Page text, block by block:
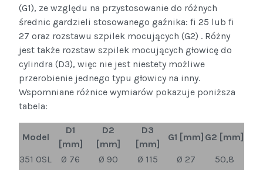
(G1), ze względu na przystosowanie do różnych
średnic gardzieli stosowanego gaźnika: fi 25 lub fi
27 oraz rozstawu szpilek mocujących (G2) . Różny
jest także rozstaw szpilek mocujących głowicę do
cylindra (D3), więc nie jest niestety możliwe
przerobienie jednego typu głowicy na inny.
Wspomniane różnice wymiarów pokazuje poniższa
tabela:
Model
D1
[mm]
D2
[mm]
D3
[mm]
G1 [mm] G2 [mm]
351 OSL
Ø 76 Ø 90 Ø 115 Ø 27
50,8